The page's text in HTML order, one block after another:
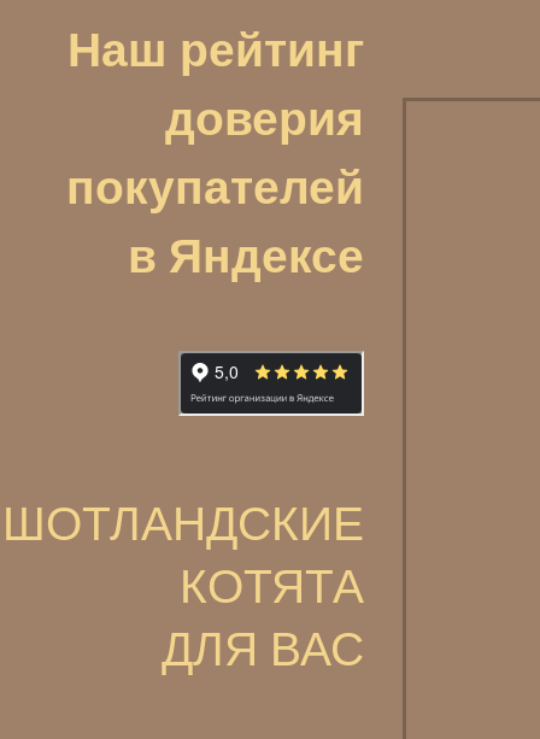
Наш рейтинг
доверия
покупателей
в Яндексе
ШОТЛАНДСКИЕ
КОТЯТА
ДЛЯ ВАС